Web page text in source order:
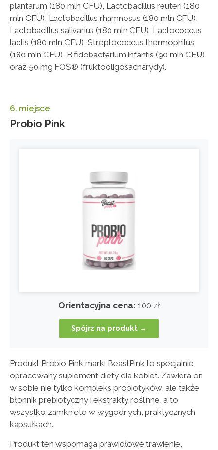
plantarum (180 mln CFU), Lactobacillus reuteri (180
mln CFU), Lactobacillus rhamnosus (180 mln CFU),
Lactobacillus salivarius (180 mln CFU), Lactococcus
lactis (180 mln CFU), Streptococcus thermophilus
(180 mln CFU), Bifidobacterium infantis (90 mln CFU)
oraz 50 mg FOS® (fruktooligosacharydy).
6. miejsce
Probio Pink
Orientacyjna cena: 100 zł
Spójrz na produkt →
Produkt Probio Pink marki BeastPink to specjalnie
opracowany suplement diety dla kobiet. Zawiera on
w sobie nie tylko kompleks probiotyków, ale także
błonnik prebiotyczny i ekstrakty roślinne, a to
wszystko zamknięte w wygodnych, praktycznych
kapsułkach.
Produkt ten wspomaga prawidłowe trawienie,